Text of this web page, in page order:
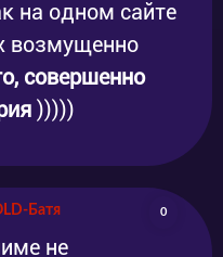
на одном сайте
возмущенно
совершенно
)))))
Батя 0
не